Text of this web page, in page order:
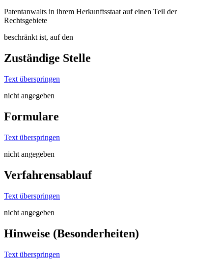
Patentanwalts in ihrem Herkunftsstaat auf einen Teil der
Rechtsgebiete
beschränkt ist, auf den
Zuständige Stelle
Text überspringen
nicht angegeben
Formulare
Text überspringen
nicht angegeben
Verfahrensablauf
Text überspringen
nicht angegeben
Hinweise (Besonderheiten)
Text überspringen